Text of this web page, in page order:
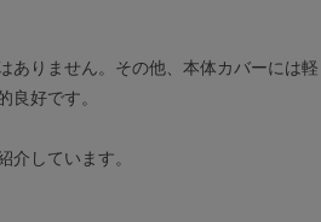
ありません。その他、本体カバーには軽
良好です。
介しています。